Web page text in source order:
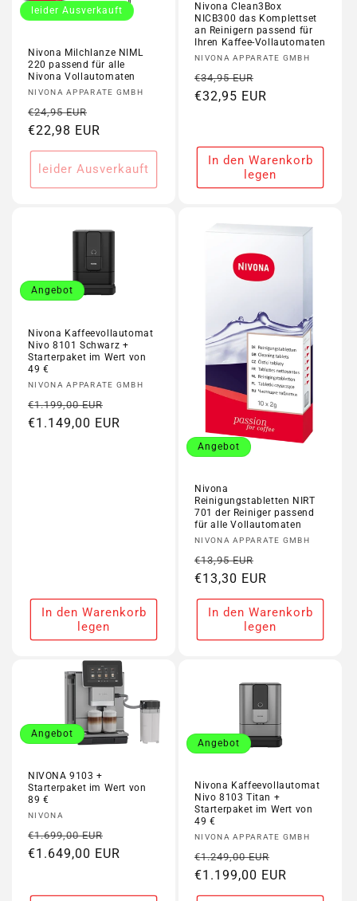
leider Ausverkauft
Nivona Milchlanze NIML
220 passend für alle
Nivona Vollautomaten
Anbieter:
NIVONA APPARATE GMBH
Normaler
Preis
€24,95 EUR
€22,98 EUR
leider Ausverkauft
Nivona Clean3Box
NICB300 das Komplettset
an Reinigern passend für
Ihren Kaffee-Vollautomaten
Anbieter:
NIVONA APPARATE GMBH
Normaler
Preis
€34,95 EUR
€32,95 EUR
In den Warenkorb
legen
Angebot
Nivona Kaffeevollautomat
Nivo 8101 Schwarz +
Starterpaket im Wert von
49 €
Anbieter:
NIVONA APPARATE GMBH
Normaler
Preis
€1.199,00 EUR
€1.149,00 EUR
In den Warenkorb
legen
Angebot
Nivona
Reinigungstabletten NIRT
701 der Reiniger passend
für alle Vollautomaten
Anbieter:
NIVONA APPARATE GMBH
Normaler
Preis
€13,95 EUR
€13,30 EUR
In den Warenkorb
legen
Angebot
NIVONA 9103 +
Starterpaket im Wert von
89 €
Anbieter:
NIVONA
Normaler
Preis
€1.699,00 EUR
Verkaufspreis
€1.649,00 EUR
Angebot
Nivona Kaffeevollautomat
Nivo 8103 Titan +
Starterpaket im Wert von
49 €
Anbieter:
NIVONA APPARATE GMBH
Normaler
Preis
€1.249,00 EUR
€1.199,00 EUR